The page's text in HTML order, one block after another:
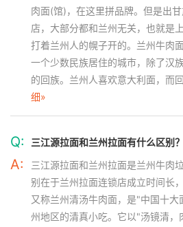
肉面(馆)，在这里拼品牌。但是出
店，大部分都和兰州无关，也就是
打着兰州人的幌子开的。兰州牛肉
一个少数民族居住的城市，除了汉
的回族。兰州人喜欢意大利面，而
细»
Q: 三江源拉面和兰州拉面有什么区别？
A:
三江源拉面和兰州拉面是兰州牛肉
别在于兰州拉面连锁店成立时间长
又称兰州清汤牛肉面，是"中国十
州地区的清真小吃。它以"汤镜清